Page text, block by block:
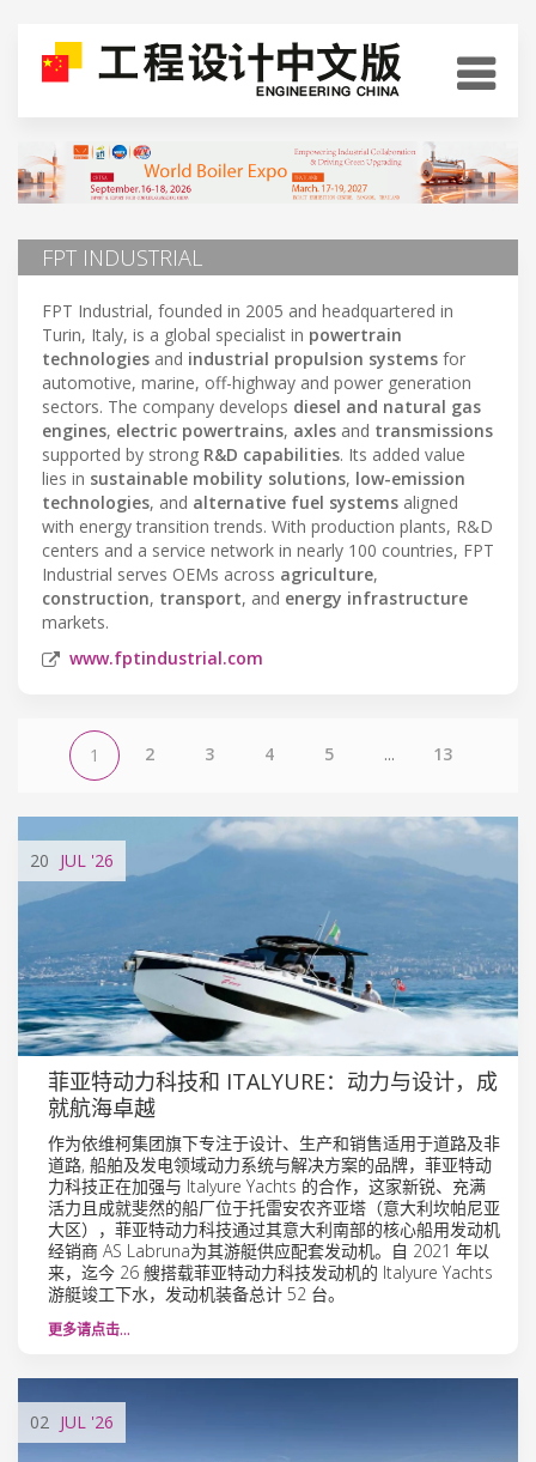
FPT INDUSTRIAL
FPT Industrial, founded in 2005 and headquartered in
Turin, Italy, is a global specialist in powertrain
technologies and industrial propulsion systems for
automotive, marine, off-highway and power generation
sectors. The company develops diesel and natural gas
engines, electric powertrains, axles and transmissions
supported by strong R&D capabilities. Its added value
lies in sustainable mobility solutions, low-emission
technologies, and alternative fuel systems aligned
with energy transition trends. With production plants, R&D
centers and a service network in nearly 100 countries, FPT
Industrial serves OEMs across agriculture,
construction, transport, and energy infrastructure
markets.
www.fptindustrial.com
1 2 3 4 5 ... 13
20 JUL '26
菲亚特动力科技和 ITALYURE：动力与设计，成
就航海卓越
作为依维柯集团旗下专注于设计、生产和销售适用于道路及非
道路, 船舶及发电领域动力系统与解决方案的品牌，菲亚特动
力科技正在加强与 Italyure Yachts 的合作，这家新锐、充满
活力且成就斐然的船厂位于托雷安农齐亚塔（意大利坎帕尼亚
大区），菲亚特动力科技通过其意大利南部的核心船用发动机
经销商 AS Labruna为其游艇供应配套发动机。自 2021 年以
来，迄今 26 艘搭载菲亚特动力科技发动机的 Italyure Yachts
游艇竣工下水，发动机装备总计 52 台。
更多请点击…
02 JUL '26